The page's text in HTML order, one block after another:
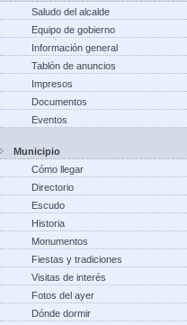
Saludo del alcalde
Equipo de gobierno
Información general
Tablón de anuncios
Impresos
Documentos
Eventos
Municipio
Cómo llegar
Directorio
Escudo
Historia
Monumentos
Fiestas y tradiciones
Visitas de interés
Fotos del ayer
Dónde dormir